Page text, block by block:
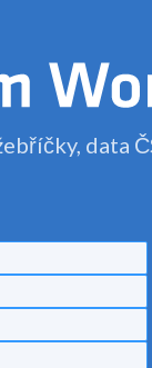
data